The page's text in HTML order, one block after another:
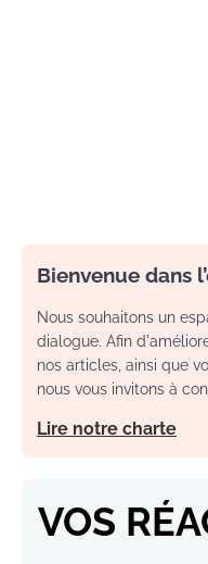
Bienvenue dans
Nous souhaitons un
dialogue. Afin
nos articles, ainsi que
nous vous invitons à
Lire notre charte
VOS